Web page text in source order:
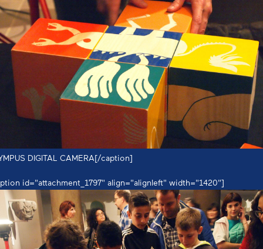
DIGITAL CAMERA[/caption]
id="attachment_1797" align="alignleft" width="1420"]